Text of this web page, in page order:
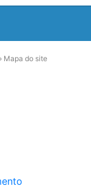
Mapa do site